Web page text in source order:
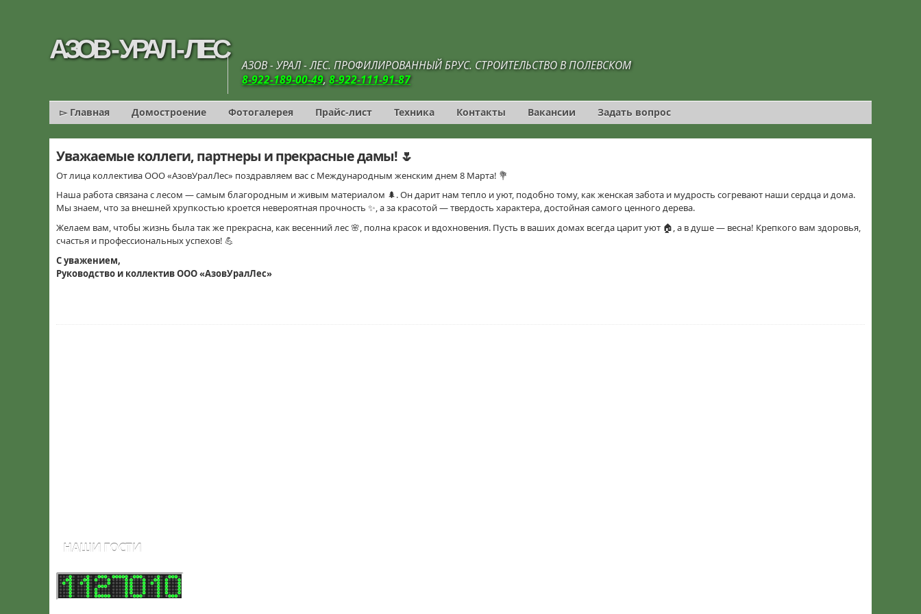
AЗОВ - УРАЛ - ЛЕС
AЗОВ - УРАЛ - ЛЕС. ПРОФИЛИРОВАННЫЙ БРУС. СТРОИТЕЛЬСТВО В ПОЛЕВСКОМ
8-922-189-00-49, 8-922-111-91-87
▻ Главная Домостроение Фотогалерея Прайс-лист Техника Контакты Вакансии Задать вопрос
Уважаемые коллеги, партнеры и прекрасные дамы! 🌷
От лица коллектива ООО «АзовУралЛес» поздравляем вас с Международным женским днем 8 Марта! 💐
Наша работа связана с лесом — самым благородным и живым материалом 🌲. Он дарит нам тепло и уют, подобно тому, как женская забота и мудрость согревают наши сердца и дома.
Мы знаем, что за внешней хрупкостью кроется невероятная прочность ✨, а за красотой — твердость характера, достойная самого ценного дерева.
Желаем вам, чтобы жизнь была так же прекрасна, как весенний лес 🌸, полна красок и вдохновения. Пусть в ваших домах всегда царит уют 🏠, а в душе — весна! Крепкого вам здоровья,
счастья и профессиональных успехов! 💪
С уважением,
Руководство и коллектив ООО «АзовУралЛес»
НАШИ ГОСТИ